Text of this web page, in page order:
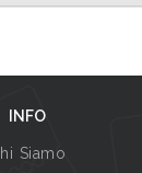
INFO
Siamo